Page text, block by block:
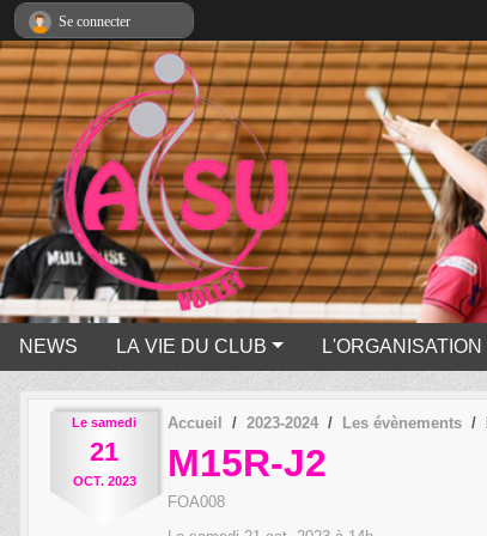
NEWS LA VIE DU CLUB L'ORGANISATION
Le samedi
21
OCT. 2023
Accueil 2023-2024 Les évènements
M15R-J2
FOA008
Se connecter
Panneau de gestion des cookies